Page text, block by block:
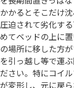
かかるとそこだけ
圧迫されて劣化す
めてベッドの上に
の場所に移した方
を引っ越し等で運
ださい。特にコイ
が変形し、元に戻